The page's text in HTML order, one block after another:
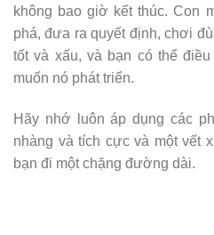
không bao giờ kết thúc. Con
phá, đưa ra quyết định, chơi
tốt và xấu, và bạn có thể
muốn nó phát triển.
Hãy nhớ luôn áp dụng các
nhàng và tích cực và một vết
bạn đi một chặng đường dài.